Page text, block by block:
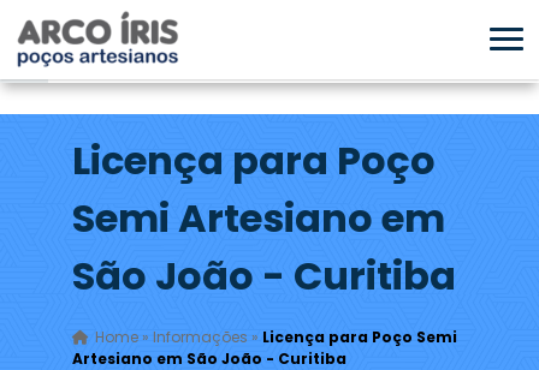
Licença para Poço
Semi Artesiano em
São João - Curitiba
Home» Informações » Licença para Poço Semi
Artesiano em São João - Curitiba